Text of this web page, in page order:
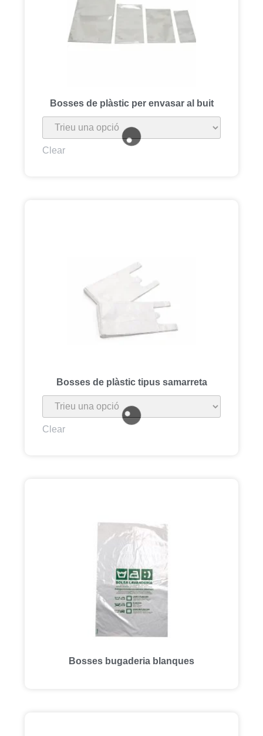
Bosses de plàstic per envasar al buit
Clear
Bosses de plàstic tipus samarreta
Clear
Bosses bugaderia blanques